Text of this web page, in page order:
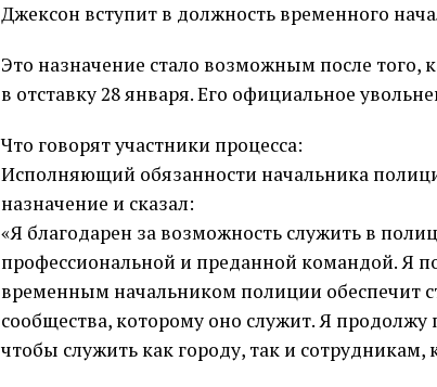
Джексон вступит в должность временного
Это назначение стало возможным после
в отставку 28 января. Его официальное
Что говорят участники процесса:
Исполняющий обязанности начальника
назначение и сказал:
«Я благодарен за возможность служить в
профессиональной и преданной командой. Я
временным начальником полиции обеспечит
сообщества, которому оно служит. Я
чтобы служить как городу, так и